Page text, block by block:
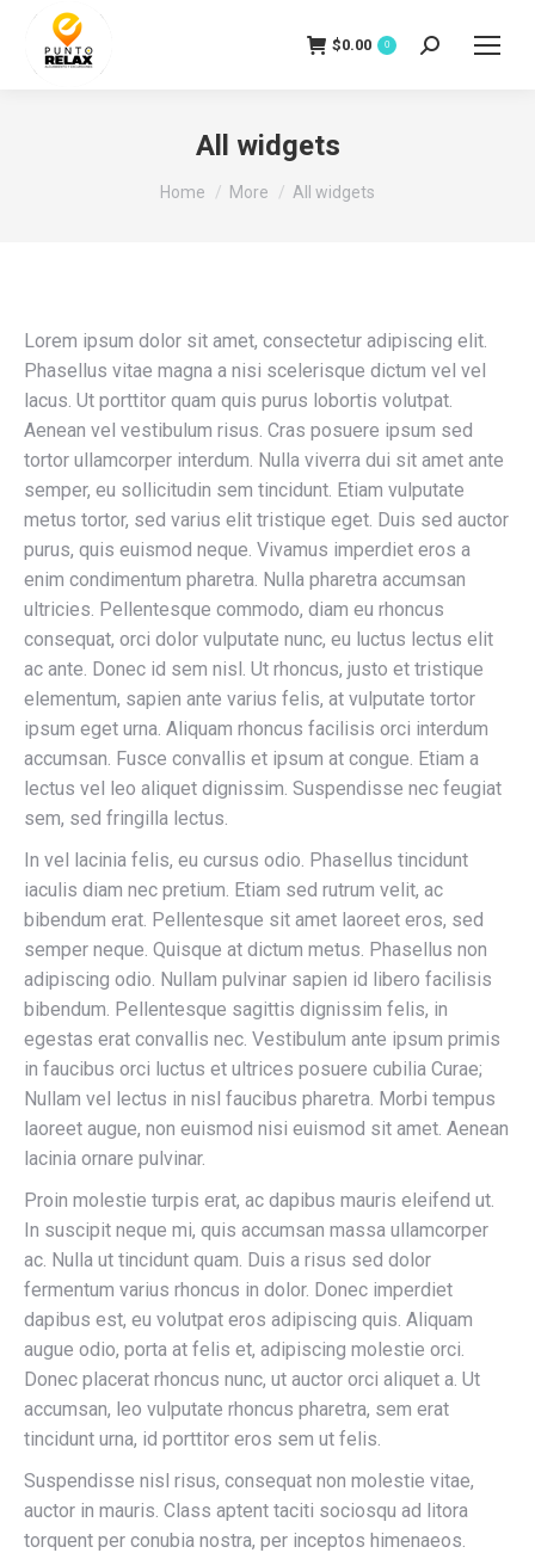
$0.00 0 Search:
All widgets
You are here:
Home More All widgets
Lorem ipsum dolor sit amet, consectetur adipiscing elit.
Phasellus vitae magna a nisi scelerisque dictum vel vel
lacus. Ut porttitor quam quis purus lobortis volutpat.
Aenean vel vestibulum risus. Cras posuere ipsum sed
tortor ullamcorper interdum. Nulla viverra dui sit amet ante
semper, eu sollicitudin sem tincidunt. Etiam vulputate
metus tortor, sed varius elit tristique eget. Duis sed auctor
purus, quis euismod neque. Vivamus imperdiet eros a
enim condimentum pharetra. Nulla pharetra accumsan
ultricies. Pellentesque commodo, diam eu rhoncus
consequat, orci dolor vulputate nunc, eu luctus lectus elit
ac ante. Donec id sem nisl. Ut rhoncus, justo et tristique
elementum, sapien ante varius felis, at vulputate tortor
ipsum eget urna. Aliquam rhoncus facilisis orci interdum
accumsan. Fusce convallis et ipsum at congue. Etiam a
lectus vel leo aliquet dignissim. Suspendisse nec feugiat
sem, sed fringilla lectus.
In vel lacinia felis, eu cursus odio. Phasellus tincidunt
iaculis diam nec pretium. Etiam sed rutrum velit, ac
bibendum erat. Pellentesque sit amet laoreet eros, sed
semper neque. Quisque at dictum metus. Phasellus non
adipiscing odio. Nullam pulvinar sapien id libero facilisis
bibendum. Pellentesque sagittis dignissim felis, in
egestas erat convallis nec. Vestibulum ante ipsum primis
in faucibus orci luctus et ultrices posuere cubilia Curae;
Nullam vel lectus in nisl faucibus pharetra. Morbi tempus
laoreet augue, non euismod nisi euismod sit amet. Aenean
lacinia ornare pulvinar.
Proin molestie turpis erat, ac dapibus mauris eleifend ut.
In suscipit neque mi, quis accumsan massa ullamcorper
ac. Nulla ut tincidunt quam. Duis a risus sed dolor
fermentum varius rhoncus in dolor. Donec imperdiet
dapibus est, eu volutpat eros adipiscing quis. Aliquam
augue odio, porta at felis et, adipiscing molestie orci.
Donec placerat rhoncus nunc, ut auctor orci aliquet a. Ut
accumsan, leo vulputate rhoncus pharetra, sem erat
tincidunt urna, id porttitor eros sem ut felis.
Suspendisse nisl risus, consequat non molestie vitae,
auctor in mauris. Class aptent taciti sociosqu ad litora
torquent per conubia nostra, per inceptos himenaeos.